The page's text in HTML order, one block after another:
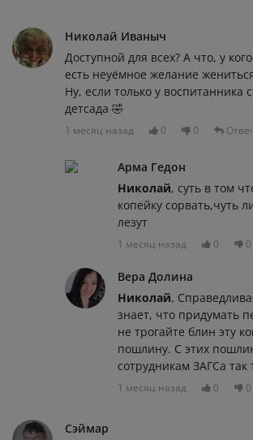
Николай Иваныч
Доступной для всех? А что, у
есть неуёмное желание
Ну, если только у воспитанника
детсада 🤣
1 месяц назад 0 0
Арма Гедон
Николай, суть в том
копейку сорвать,чуть
лезут
1 месяц назад 0 0
Вера Долина
Николай,
знает, что придумать
не трогайте блин эту
пошлину. С этих
сотрудникам ЗАГСа так
1 месяц назад 0 0
Сэймар